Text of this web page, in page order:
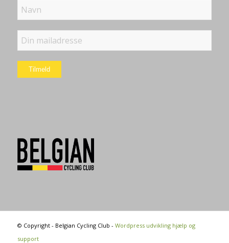
© Copyright - Belgian Cycling Club - Wordpress udvikling hjælp og
support